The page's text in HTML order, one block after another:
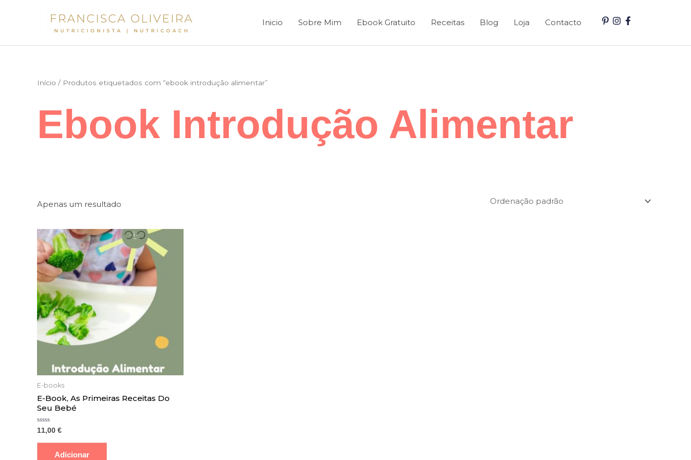
Inicio Sobre Mim Ebook Gratuito Receitas Blog Loja Contacto
Início / Produtos etiquetados com “ebook introdução alimentar”
Ebook Introdução Alimentar
Apenas um resultado
E-books
E-Book, As Primeiras Receitas Do
Seu Bebé
Avaliação
de
11,00 €
Adicionar